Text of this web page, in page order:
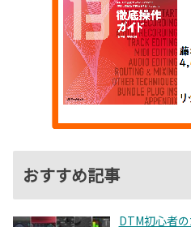
おすすめ記事
DTM初心者